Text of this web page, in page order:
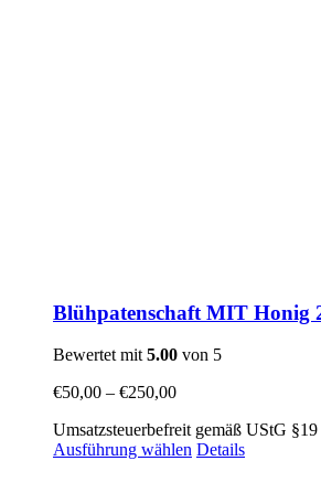
Blühpatenschaft MIT Honig
Bewertet mit5.00 von 5
€50,00 – €250,00
Umsatzsteuerbefreit gemäß UStG §19
Ausführung wählen Details